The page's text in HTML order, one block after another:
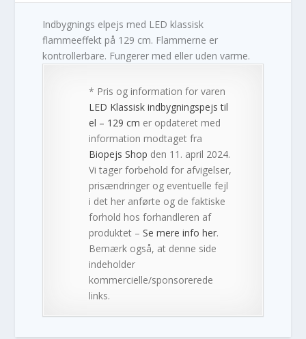
Indbygnings elpejs med LED klassisk
flammeeffekt på 129 cm. Flammerne er
kontrollerbare. Fungerer med eller uden varme.
* Pris og information for varen
LED Klassisk indbygningspejs til
el – 129 cm er opdateret med
information modtaget fra
Biopejs Shop den 11. april 2024.
Vi tager forbehold for afvigelser,
prisændringer og eventuelle fejl
i det her anførte og de faktiske
forhold hos forhandleren af
produktet –Se mere info her.
Bemærk også, at denne side
indeholder
kommercielle/sponsorerede
links.